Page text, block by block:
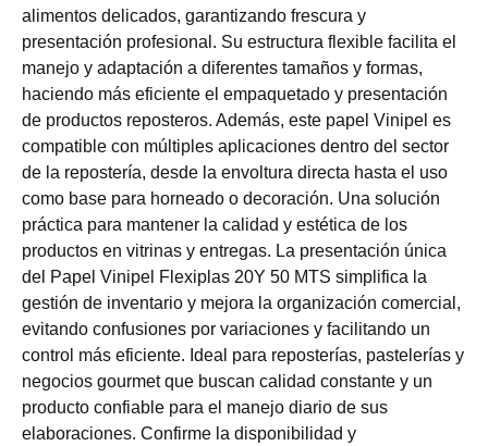
alimentos delicados, garantizando frescura y
presentación profesional. Su estructura flexible facilita el
manejo y adaptación a diferentes tamaños y formas,
haciendo más eficiente el empaquetado y presentación
de productos reposteros. Además, este papel Vinipel es
compatible con múltiples aplicaciones dentro del sector
de la repostería, desde la envoltura directa hasta el uso
como base para horneado o decoración. Una solución
práctica para mantener la calidad y estética de los
productos en vitrinas y entregas. La presentación única
del Papel Vinipel Flexiplas 20Y 50 MTS simplifica la
gestión de inventario y mejora la organización comercial,
evitando confusiones por variaciones y facilitando un
control más eficiente. Ideal para reposterías, pastelerías y
negocios gourmet que buscan calidad constante y un
producto confiable para el manejo diario de sus
elaboraciones. Confirme la disponibilidad y